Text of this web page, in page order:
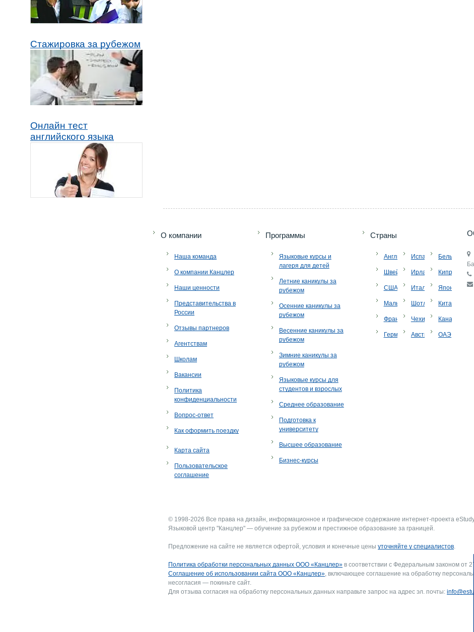
Стажировка за рубежом
Онлайн тест
английского языка
O компании
Наша команда
О компании Канцлер
Наши ценности
Представительства в
России
Отзывы партнеров
Агентствам
Школам
Вакансии
Политика
конфиденциальности
Вопрос-ответ
Как оформить поездку
Карта сайта
Пользовательское
соглашение
Программы
Языковые курсы и
лагеря для детей
Летние каникулы за
рубежом
Осенние каникулы за
рубежом
Весенние каникулы за
рубежом
Зимние каникулы за
рубежом
Языковые курсы для
студентов и взрослых
Среднее образование
Подготовка к
университету
Высшее образование
Бизнес-курсы
Страны
Англия
Швейцария
США
Мальта
Франция
Германия
Испания
Ирландия
Италия
Шотландия
Чехия
Австрия
Бельгия
Кипр
Япония
Китай
Канада
ОАЭ
© 1998-2026 Все права на дизайн, информационное и графическое содержание интернет-проекта
Языковой центр "Канцлер" — обучение за рубежом и престижное образование за границей.
Предложение на сайте не является офертой, условия и конечные цены уточняйте у специалистов.
Политика обработки персональных данных ООО «Канцлер» в соответствии с Федеральным законом от
Соглашение об использовании сайта ООО «Канцлер», включающее соглашение на обработку
несогласия — покиньте сайт.
Для отзыва согласия на обработку персональных данных направьте запрос на адрес эл. почты: